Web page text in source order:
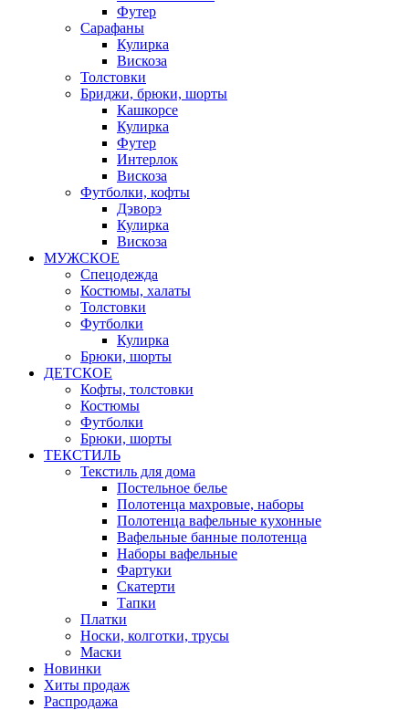
Футер
Сарафаны
Кулирка
Вискоза
Толстовки
Бриджи, брюки, шорты
Кашкорсе
Кулирка
Футер
Интерлок
Вискоза
Футболки, кофты
Дэворэ
Кулирка
Вискоза
МУЖСКОЕ
Спецодежда
Костюмы, халаты
Толстовки
Футболки
Кулирка
Брюки, шорты
ДЕТСКОЕ
Кофты, толстовки
Костюмы
Футболки
Брюки, шорты
ТЕКСТИЛЬ
Текстиль для дома
Постельное белье
Полотенца махровые, наборы
Полотенца вафельные кухонные
Вафельные банные полотенца
Наборы вафельные
Фартуки
Скатерти
Тапки
Платки
Носки, колготки, трусы
Маски
Новинки
Хиты продаж
Распродажа